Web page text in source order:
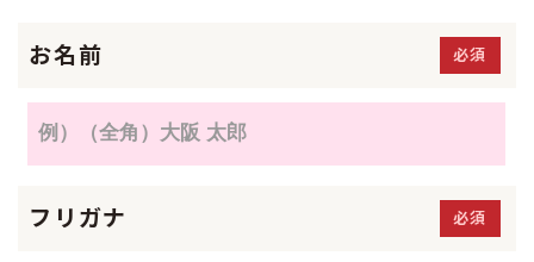
お名前 必須
フリガナ 必須